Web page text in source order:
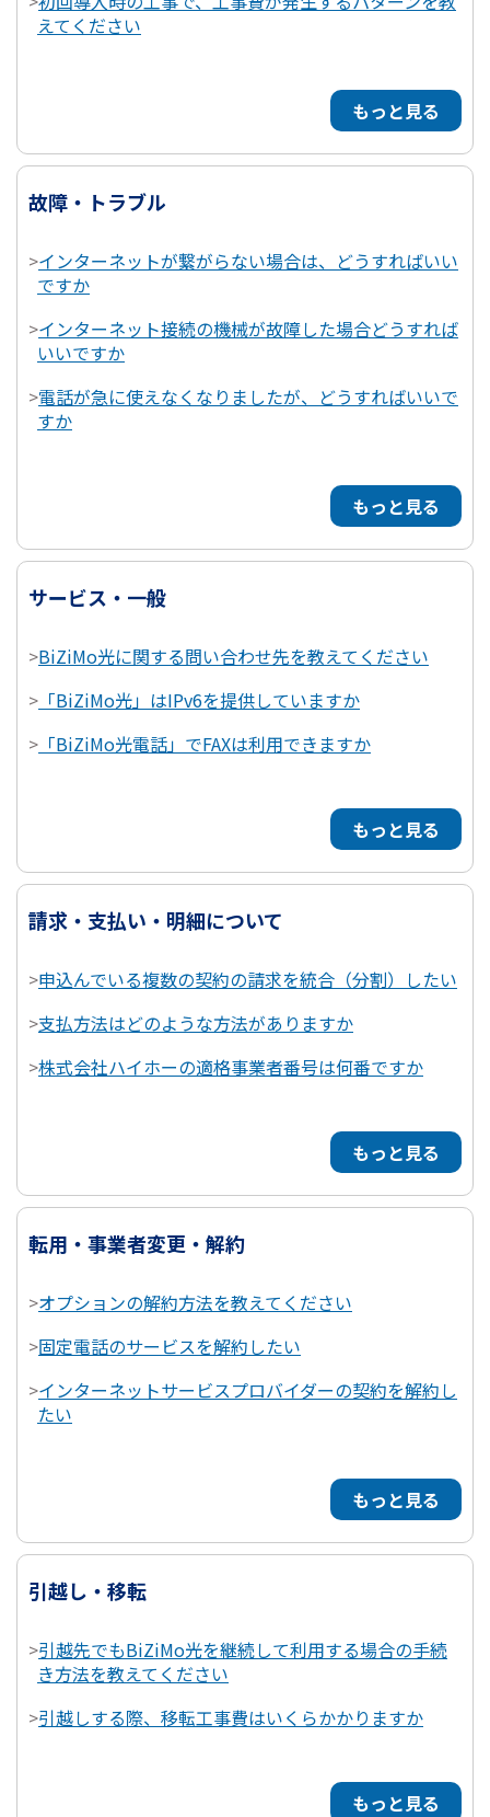
えてください
もっと見る
故障・トラブル
>インターネットが繋がらない場合は、どうすればいい
ですか
>インターネット接続の機械が故障した場合どうすれば
いいですか
>電話が急に使えなくなりましたが、どうすればいいで
すか
もっと見る
サービス・一般
>BiZiMo光に関する問い合わせ先を教えてください
> 「BiZiMo光」はIPv6を提供していますか
> 「BiZiMo光電話」でFAXは利用できますか
もっと見る
請求・支払い・明細について
>申込んでいる複数の契約の請求を統合（分割）したい
>支払方法はどのような方法がありますか
>株式会社ハイホーの適格事業者番号は何番ですか
もっと見る
転用・事業者変更・解約
>オプションの解約方法を教えてください
>固定電話のサービスを解約したい
>インターネットサービスプロバイダーの契約を解約し
たい
もっと見る
引越し・移転
>引越先でもBiZiMo光を継続して利用する場合の手続
き方法を教えてください
>引越しする際、移転工事費はいくらかかりますか
もっと見る